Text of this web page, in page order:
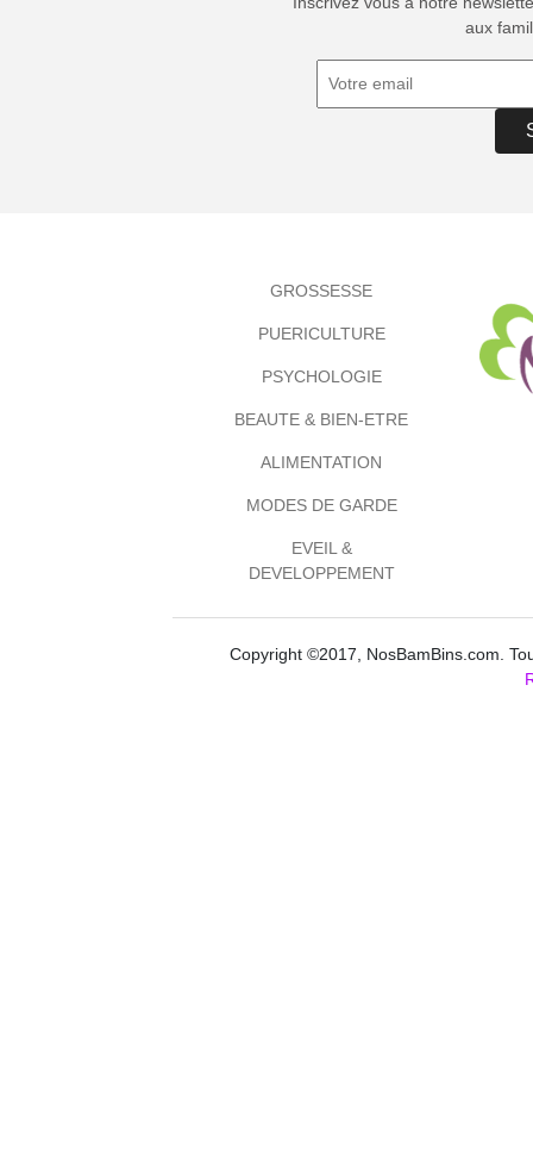
aux
GROSSESSE
PUERICULTURE
PSYCHOLOGIE
BEAUTE & BIEN-ETRE
ALIMENTATION
MODES DE GARDE
EVEIL &
DEVELOPPEMENT
Copyright ©2017, NosBamBins.com.